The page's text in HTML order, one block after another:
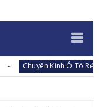
Thay kính chắn gió ô